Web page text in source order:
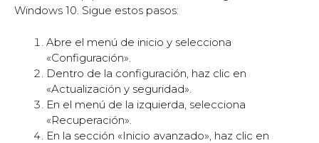
Windows 10. Sigue estos pasos:
Abre el menú de inicio y selecciona
«Configuración».
Dentro de la configuración, haz clic en
«Actualización y seguridad».
En el menú de la izquierda, selecciona
«Recuperación».
En la sección «Inicio avanzado», haz clic en